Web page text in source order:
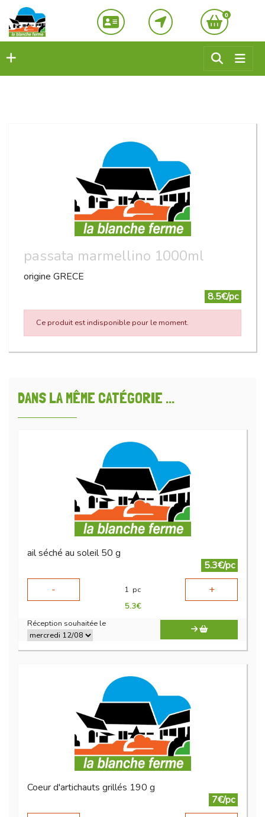
0
passata marmellino 1000ml
origine GRECE
8.5€/pc
Ce produit est indisponible pour le moment.
DANS LA MÊME CATÉGORIE ...
ail séché au soleil 50 g
5.3€/pc
-
1 pc +
5.3€
Réception souhaitée le
Coeur d'artichauts grillés 190 g
7€/pc